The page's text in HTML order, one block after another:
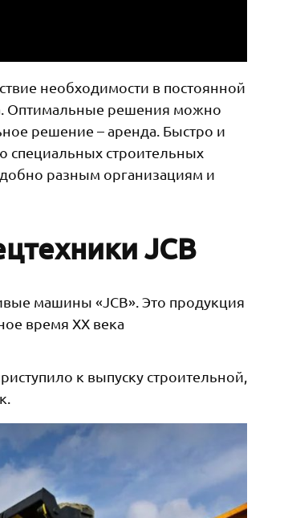
необходимости в постоянной
Оптимальные решения можно
решение – аренда. Быстро и
строительных
разным организациям и
JCB
машины «JCB». Это продукция
время ХХ века
к выпуску строительной,